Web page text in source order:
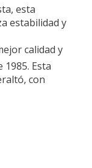
esta
estabilidad y
calidad y
1985. Esta
con